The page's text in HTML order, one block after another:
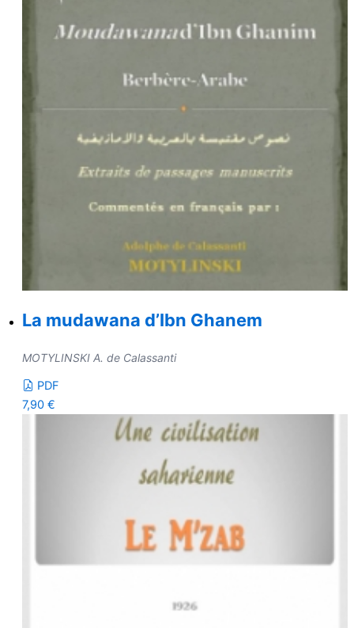
La mudawana d’Ibn Ghanem
MOTYLINSKI A. de Calassanti
PDF
7,90 €